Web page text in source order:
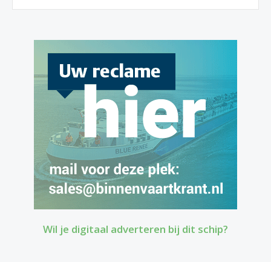
Wil je digitaal adverteren bij dit schip?